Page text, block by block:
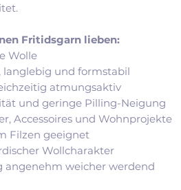
Fritidsgarn lieben:
Wolle
langlebig und formstabil
atmungsaktiv
und geringe Pilling-Neigung
Accessoires und Wohnprojekte
Filzen geeignet
Wollcharakter
angenehm weicher werdend